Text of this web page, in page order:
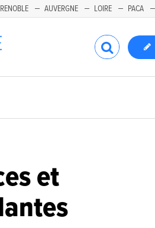
AUVERGNE LOIRE PACA
et